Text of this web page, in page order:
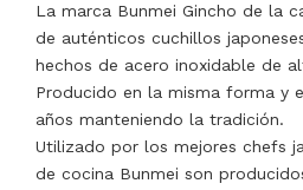
La marca Bunmei Gincho de la
de auténticos cuchillos
hechos de acero inoxidable de
Producido en la misma forma y
años manteniendo la tradición.
Utilizado por los mejores chefs
de cocina Bunmei son